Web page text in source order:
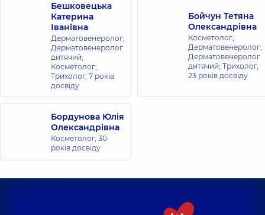
Бешковецька
Катерина
Іванівна
Дерматовенеролог;
Дерматовенеролог
дитячий;
Косметолог;
Трихолог, 7 років
досвіду
Бойчун Тетяна
Олександрівна
Косметолог;
Дерматовенеролог;
Дерматовенеролог
дитячий; Трихолог,
23 років досвіду
Бордунова Юлія
Олександрівна
Косметолог, 30
років досвіду